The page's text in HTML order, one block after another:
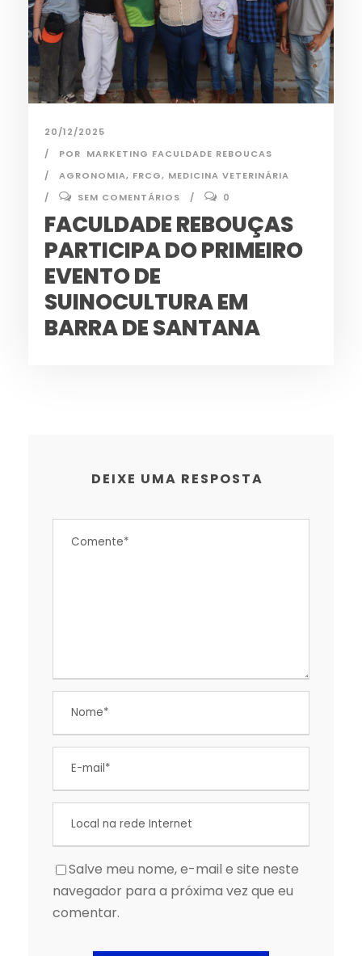
20/12/2025
POR MARKETING FACULDADE REBOUCAS
AGRONOMIA, FRCG, MEDICINA VETERINÁRIA
SEM COMENTÁRIOS
0
FACULDADE REBOUÇAS
PARTICIPA DO PRIMEIRO
EVENTO DE
SUINOCULTURA EM
BARRA DE SANTANA
DEIXE UMA RESPOSTA
Salve meu nome, e-mail e site neste
navegador para a próxima vez que eu
comentar.